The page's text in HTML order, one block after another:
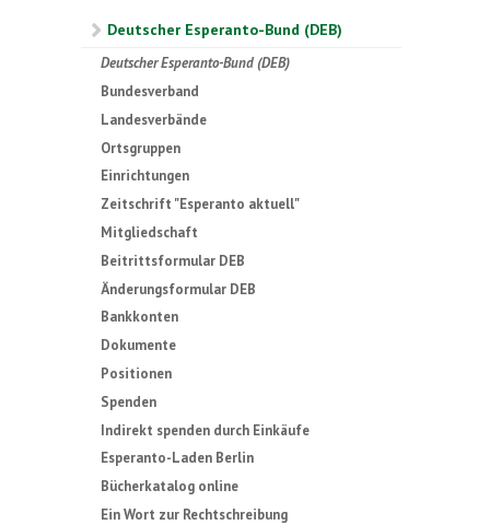
Deutscher Esperanto-Bund (DEB)
Deutscher Esperanto-Bund (DEB)
Bundesverband
Landesverbände
Ortsgruppen
Einrichtungen
Zeitschrift "Esperanto aktuell"
Mitgliedschaft
Beitrittsformular DEB
Änderungsformular DEB
Bankkonten
Dokumente
Positionen
Spenden
Indirekt spenden durch Einkäufe
Esperanto-Laden Berlin
Bücherkatalog online
Ein Wort zur Rechtschreibung